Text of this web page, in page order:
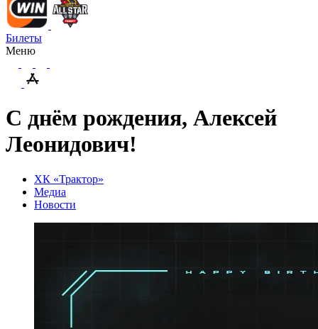
Билеты
Меню
С днём рождения, Алексей
Леонидович!
ХК «Трактор»
Медиа
Новости